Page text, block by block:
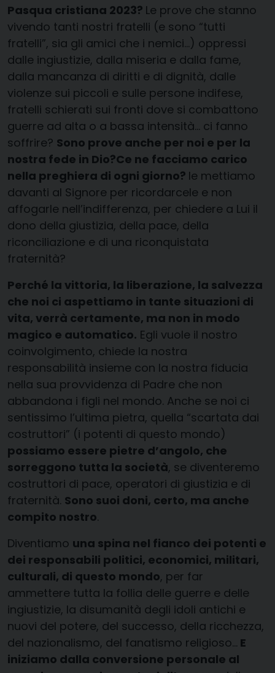
Pasqua cristiana 2023? Le prove che stanno
vivendo tanti nostri fratelli (e sono “tutti
fratelli”, sia gli amici che i nemici…) oppressi
dalle ingiustizie, dalla miseria e dalla fame,
dalla mancanza di diritti e di dignità, dalle
violenze sui piccoli e sulle persone indifese,
fratelli schierati sui fronti dove si combattono
guerre ad alta o a bassa intensità… ci fanno
soffrire? Sono prove anche per noi e per la
nostra fede in Dio?Ce ne facciamo carico
nella preghiera di ogni giorno? le mettiamo
davanti al Signore per ricordarcele e non
affogarle nell’indifferenza, per chiedere a Lui il
dono della giustizia, della pace, della
riconciliazione e di una riconquistata
fraternità?
Perché la vittoria, la liberazione, la salvezza
che noi ci aspettiamo in tante situazioni di
vita, verrà certamente, ma non in modo
magico e automatico. Egli vuole il nostro
coinvolgimento, chiede la nostra
responsabilità insieme con la nostra fiducia
nella sua provvidenza di Padre che non
abbandona i figli nel mondo. Anche se noi ci
sentissimo l’ultima pietra, quella “scartata dai
costruttori” (i potenti di questo mondo)
possiamo essere pietre d’angolo, che
sorreggono tutta la società, se diventeremo
costruttori di pace, operatori di giustizia e di
fraternità. Sono suoi doni, certo, ma anche
compito nostro.
Diventiamo una spina nel fianco dei potenti e
dei responsabili politici, economici, militari,
culturali, di questo mondo, per far
ammettere tutta la follia delle guerre e delle
ingiustizie, la disumanità degli idoli antichi e
nuovi del potere, del successo, della ricchezza,
del nazionalismo, del fanatismo religioso… E
iniziamo dalla conversione personale al